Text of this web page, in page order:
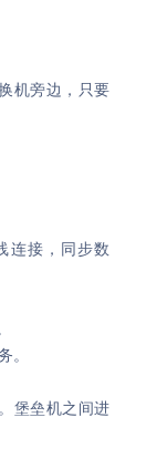
机旁边，只要
接，同步数
。
堡垒机之间进